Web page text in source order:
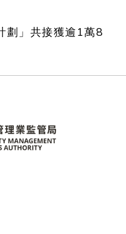
劃」共接獲逾1萬8